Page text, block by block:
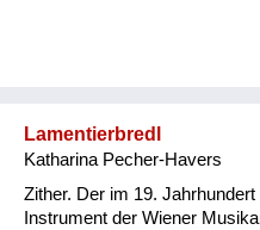
Lamentierbredl
Katharina Pecher-Havers
Zither. Der im 19.
Instrument der Wiener